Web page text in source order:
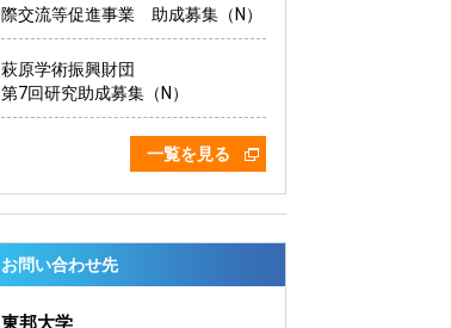
際交流等促進事業 助成募集（N）
萩原学術振興財団
第7回研究助成募集（N）
一覧を見る
お問い合わせ先
東邦大学